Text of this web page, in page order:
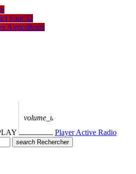
Foot 52
Agriculteurs
volume_up
Player Active Radio
search Rechercher